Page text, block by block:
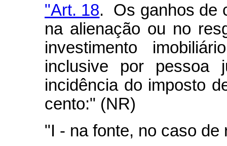
"Art. 18. Os ganhos de
na alienação ou no
investimento
inclusive por pessoa
incidência do imposto
cento:" (NR)
"I - na fonte, no caso de